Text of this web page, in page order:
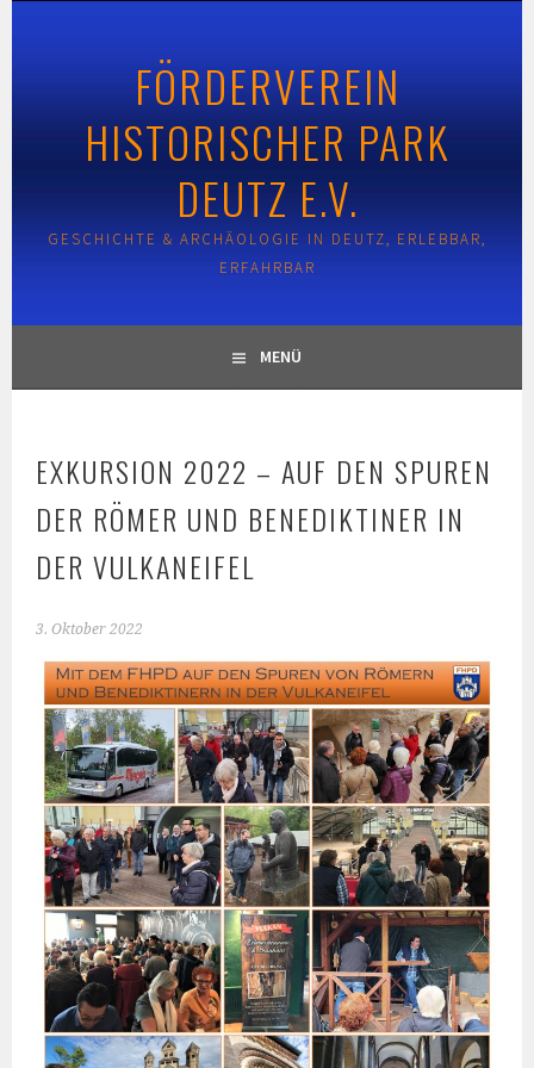
FÖRDERVEREIN
HISTORISCHER PARK
DEUTZ E.V.
GESCHICHTE & ARCHÄOLOGIE IN DEUTZ, ERLEBBAR,
ERFAHRBAR
MENÜ
EXKURSION 2022 – AUF DEN SPUREN
DER RÖMER UND BENEDIKTINER IN
DER VULKANEIFEL
3. Oktober 2022